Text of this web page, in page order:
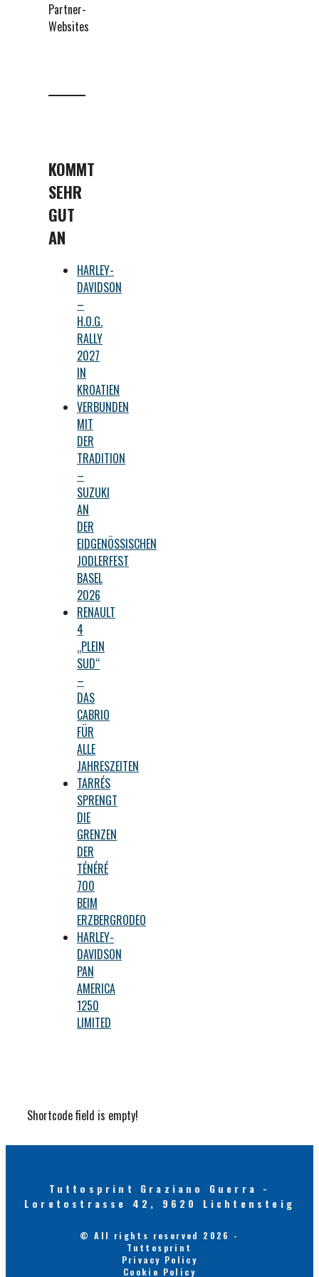
Partner-
Websites
KOMMT
SEHR
GUT
AN
HARLEY-
DAVIDSON
–
H.O.G.
RALLY
2027
IN
KROATIEN
VERBUNDEN
MIT
DER
TRADITION
–
SUZUKI
AN
DER
EIDGENÖSSISCHEN
JODLERFEST
BASEL
2026
RENAULT
4
„PLEIN
SUD“
–
DAS
CABRIO
FÜR
ALLE
JAHRESZEITEN
TARRÉS
SPRENGT
DIE
GRENZEN
DER
TÉNÉRÉ
700
BEIM
ERZBERGRODEO
HARLEY-
DAVIDSON
PAN
AMERICA
1250
LIMITED
Shortcode field is empty!
Tuttosprint Graziano Guerra -
Loretostrasse 42, 9620 Lichtensteig
© All rights reserved 2026 -
Tuttosprint
Privacy Policy
Cookie Policy